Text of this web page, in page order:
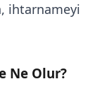
ihtarnameyi
Ne Olur?